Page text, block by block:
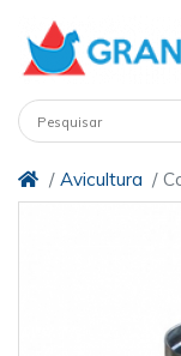
Avicultura